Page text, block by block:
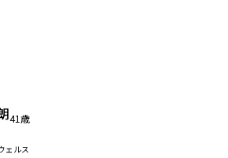
41歳
ェルス